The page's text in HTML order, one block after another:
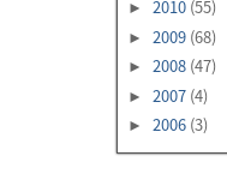
► 2010 (55)
► 2009 (68)
► 2008 (47)
► 2007 (4)
► 2006 (3)